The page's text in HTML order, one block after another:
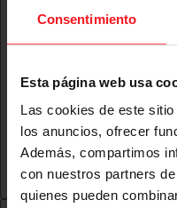
Consentimiento
Esta página web usa
Las cookies de este
los anuncios, ofrecer
Además, compartimos
con nuestros partners
quienes pueden